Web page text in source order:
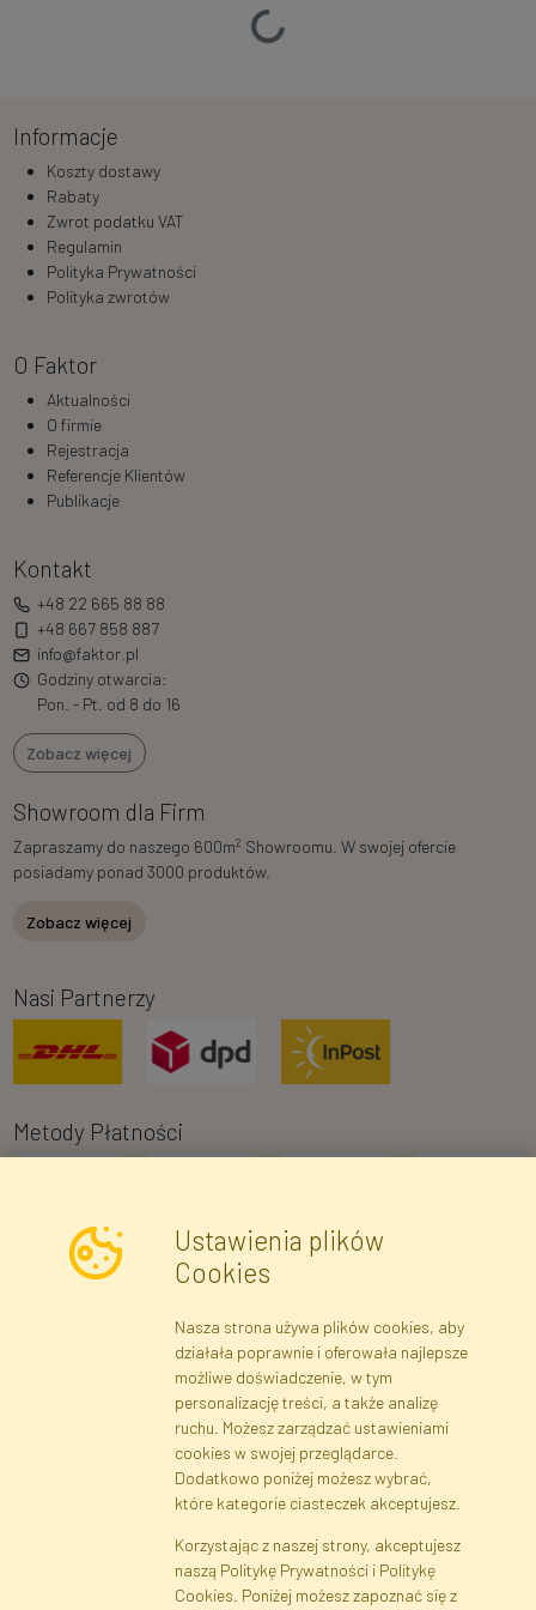
Ładowanie…
Informacje
Koszty dostawy
Rabaty
Zwrot podatku VAT
Regulamin
Polityka Prywatności
Polityka zwrotów
O Faktor
Aktualności
O firmie
Rejestracja
Referencje Klientów
Publikacje
Kontakt
+48 22 665 88 88
+48 667 858 887
info@faktor.pl
Godziny otwarcia:
Pon. - Pt. od 8 do 16
Zobacz więcej
Showroom dla Firm
Zapraszamy do naszego 600m2 Showroomu. W swojej ofercie
posiadamy ponad 3000 produktów.
Zobacz więcej
Nasi Partnerzy
Metody Płatności
Zapisz się
Dane rejestrowe Regulamin
Polityka Prywatności
Pomoc
Mapa serwisu
Cookies Język
Ustawienia plików
Cookies
Nasza strona używa plików cookies, aby
działała poprawnie i oferowała najlepsze
możliwe doświadczenie, w tym
personalizację treści, a także analizę
ruchu. Możesz zarządzać ustawieniami
cookies w swojej przeglądarce.
Dodatkowo poniżej możesz wybrać,
które kategorie ciasteczek akceptujesz.
Korzystając z naszej strony, akceptujesz
naszą Politykę Prywatności i Politykę
Cookies. Poniżej możesz zapoznać się z